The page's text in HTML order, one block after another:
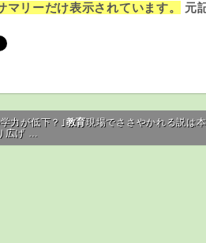
マリーだけ表示されています。 元
力が低下？｣教育現場でささやかれる説は
広げ …